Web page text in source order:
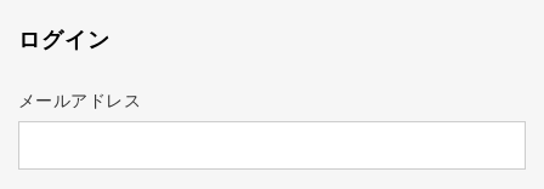
ログイン
メールアドレス